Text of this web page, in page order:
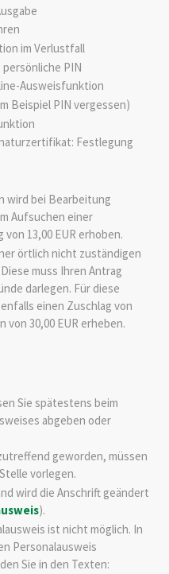
im Verlustfall
PIN
Ausweisfunktion
Beispiel PIN vergessen)
Festlegung
wird bei Bearbeitung
Aufsuchen einer
13,00 EUR erhoben.
örtlich nicht zuständigen
muss Ihren Antrag
darlegen. Für diese
einen Zuschlag von
von 30,00 EUR erheben.
Sie spätestens beim
abgeben oder
geworden, müssen
vorlegen.
wird die Anschrift geändert
).
ist nicht möglich. In
Personalausweis
Sie in den Texten: